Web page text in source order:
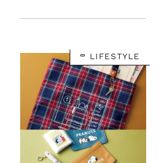
ネル2026年10月号増刊
LIFESTYLE